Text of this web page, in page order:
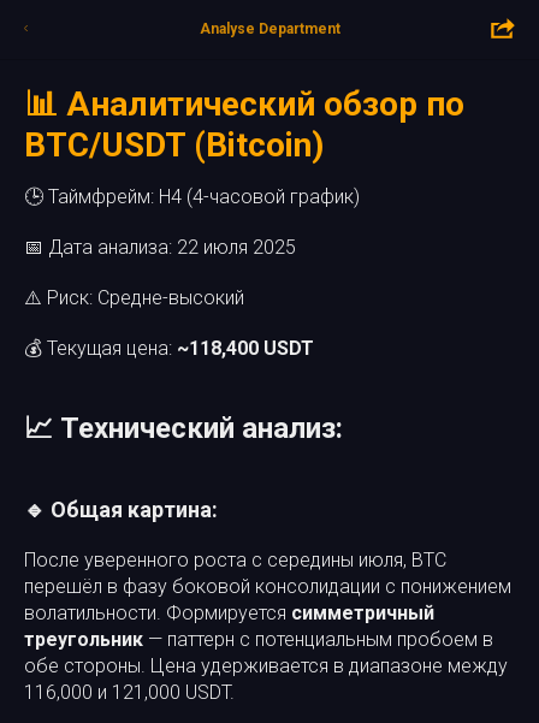
Analyse Department
📊 Аналитический обзор по
BTC/USDT (Bitcoin)
🕒 Таймфрейм: H4 (4-часовой график)
📅 Дата анализа: 22 июля 2025
⚠️ Риск: Средне-высокий
💰 Текущая цена: ~118,400 USDT
📈 Технический анализ:
🔹 Общая картина:
После уверенного роста с середины июля, BTC
перешёл в фазу боковой консолидации с понижением
волатильности. Формируется симметричный
треугольник — паттерн с потенциальным пробоем в
обе стороны. Цена удерживается в диапазоне между
116,000 и 121,000 USDT.